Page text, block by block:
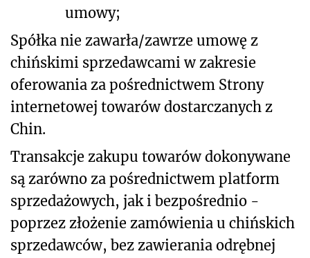
umowy;
Spółka nie zawarła/zawrze umowę z
chińskimi sprzedawcami w zakresie
oferowania za pośrednictwem Strony
internetowej towarów dostarczanych z
Chin.
Transakcje zakupu towarów dokonywane
są zarówno za pośrednictwem platform
sprzedażowych, jak i bezpośrednio -
poprzez złożenie zamówienia u chińskich
sprzedawców, bez zawierania odrębnej